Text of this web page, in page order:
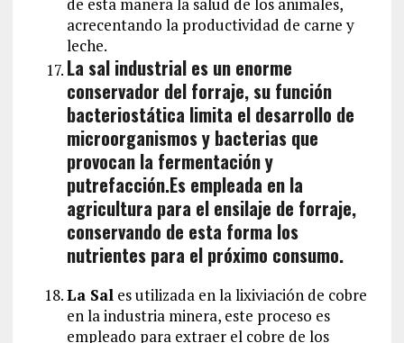
acrecentando la productividad de carne y
leche.
La sal industrial es un enorme
conservador del forraje, su función
bacteriostática limita el desarrollo de
microorganismos y bacterias que
provocan la fermentación y
putrefacción.Es empleada en la
agricultura para el ensilaje de forraje,
conservando de esta forma los
nutrientes para el próximo consumo.
La Sales utilizada en la lixiviación de cobre
en la industria minera, este proceso es
empleado para extraer el cobre de los